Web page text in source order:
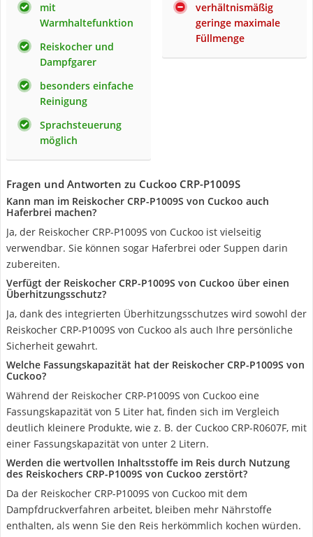
mit
Warmhaltefunktion
Reiskocher und
Dampfgarer
besonders einfache
Reinigung
Sprachsteuerung
möglich
verhältnismäßig
geringe maximale
Füllmenge
Fragen und Antworten zu Cuckoo CRP-P1009S
Kann man im Reiskocher CRP-P1009S von Cuckoo auch
Haferbrei machen?
Ja, der Reiskocher CRP-P1009S von Cuckoo ist vielseitig
verwendbar. Sie können sogar Haferbrei oder Suppen darin
zubereiten.
Verfügt der Reiskocher CRP-P1009S von Cuckoo über einen
Überhitzungsschutz?
Ja, dank des integrierten Überhitzungsschutzes wird sowohl der
Reiskocher CRP-P1009S von Cuckoo als auch Ihre persönliche
Sicherheit gewahrt.
Welche Fassungskapazität hat der Reiskocher CRP-P1009S von
Cuckoo?
Während der Reiskocher CRP-P1009S von Cuckoo eine
Fassungskapazität von 5 Liter hat, finden sich im Vergleich
deutlich kleinere Produkte, wie z. B. der Cuckoo CRP-R0607F, mit
einer Fassungskapazität von unter 2 Litern.
Werden die wertvollen Inhaltsstoffe im Reis durch Nutzung
des Reiskochers CRP-P1009S von Cuckoo zerstört?
Da der Reiskocher CRP-P1009S von Cuckoo mit dem
Dampfdruckverfahren arbeitet, bleiben mehr Nährstoffe
enthalten, als wenn Sie den Reis herkömmlich kochen würden.